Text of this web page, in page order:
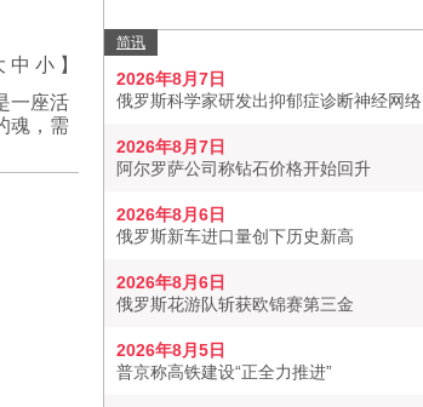
中 小 】
一座活
魂，需
简讯
2026年8月7日
俄罗斯科学家研发出抑郁症诊断神经网络
2026年8月7日
阿尔罗萨公司称钻石价格开始回升
2026年8月6日
俄罗斯新车进口量创下历史新高
2026年8月6日
俄罗斯花游队斩获欧锦赛第三金
2026年8月5日
普京称高铁建设“正全力推进”